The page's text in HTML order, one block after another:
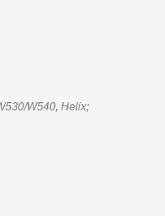
W540, Helix;